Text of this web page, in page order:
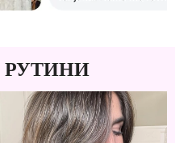
РУТИНИ